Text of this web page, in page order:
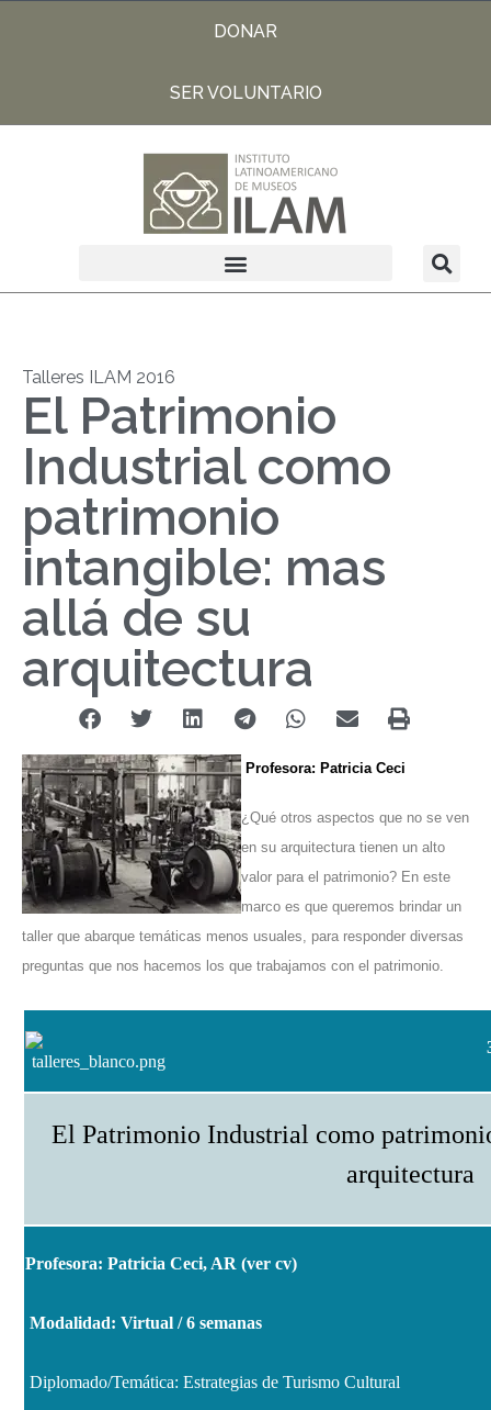
DONAR
SER VOLUNTARIO
Talleres ILAM 2016
El Patrimonio
Industrial como
patrimonio
intangible: mas
allá de su
arquitectura
Profesora: Patricia Ceci
¿Qué otros aspectos que no se ven
en su arquitectura tienen un alto
valor para el patrimonio? En este
marco es que queremos brindar un
taller que abarque temáticas menos usuales, para responder diversas
preguntas que nos hacemos los que trabajamos con el patrimonio.
El Patrimonio Industrial como
arquitectura
Profesora: Patricia Ceci, AR (ver cv)
Modalidad: Virtual / 6 semanas
Diplomado/Temática: Estrategias de Turismo Cultural